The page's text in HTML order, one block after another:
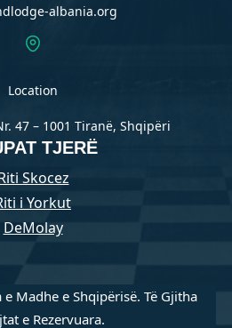
TJERË
Skocez
i Yorkut
DeMolay
albania.org
Location
47 – 1001 Tiranë, Shqipëri
Madhe e Shqipërisë. Të Gjitha
e Rezervuara.